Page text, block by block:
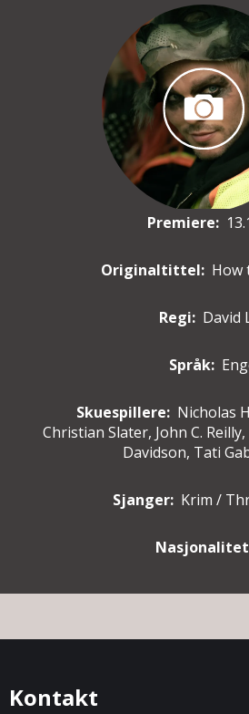
Premiere:
Originaltittel: How
Regi: David
Språk:
Skuespillere: Nicholas
Christian Slater, John C.
Davidson, Tati
Sjanger: Krim /
Kontakt